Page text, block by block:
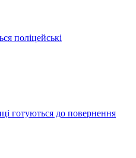
поліцейські
готуються до повернення